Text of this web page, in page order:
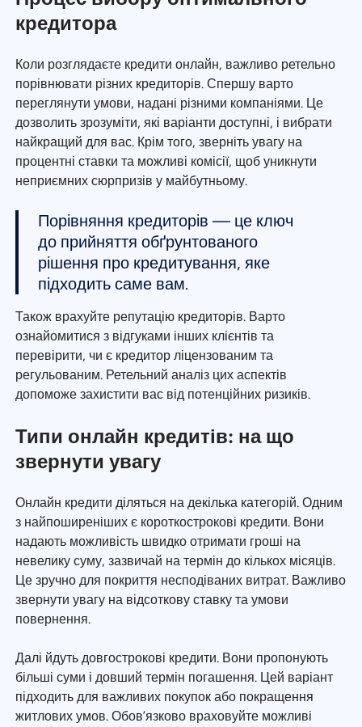
кредитора
Коли розглядаєте кредити онлайн, важливо ретельно
порівнювати різних кредиторів. Спершу варто
переглянути умови, надані різними компаніями. Це
дозволить зрозуміти, які варіанти доступні, і вибрати
найкращий для вас. Крім того, зверніть увагу на
процентні ставки та можливі комісії, щоб уникнути
неприємних сюрпризів у майбутньому.
Порівняння кредиторів — це ключ
до прийняття обґрунтованого
рішення про кредитування, яке
підходить саме вам.
Також врахуйте репутацію кредиторів. Варто
ознайомитися з відгуками інших клієнтів та
перевірити, чи є кредитор ліцензованим та
регульованим. Ретельний аналіз цих аспектів
допоможе захистити вас від потенційних ризиків.
Типи онлайн кредитів: на що
звернути увагу
Онлайн кредити діляться на декілька категорій. Одним
з найпоширеніших є короткострокові кредити. Вони
надають можливість швидко отримати гроші на
невелику суму, зазвичай на термін до кількох місяців.
Це зручно для покриття несподіваних витрат. Важливо
звернути увагу на відсоткову ставку та умови
повернення.
Далі йдуть довгострокові кредити. Вони пропонують
більші суми і довший термін погашення. Цей варіант
підходить для важливих покупок або покращення
житлових умов. Обов’язково враховуйте можливі